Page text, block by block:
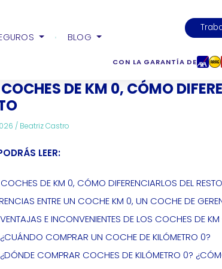
BLOG
CON LA GARANTÍA DE
diferenciarlos del resto
DE KM 0, CÓMO
/ Beatriz Castro
LEER:
DE KM 0, CÓMO DIFERENCIARLOS DEL RESTO
ENTRE UN COCHE KM 0, UN COCHE DE
VENTAJAS E INCONVENIENTES DE LOS COCHES DE
¿CUÁNDO COMPRAR UN COCHE DE KILÓMETRO 0?
¿DÓNDE COMPRAR COCHES DE KILÓMETRO 0?